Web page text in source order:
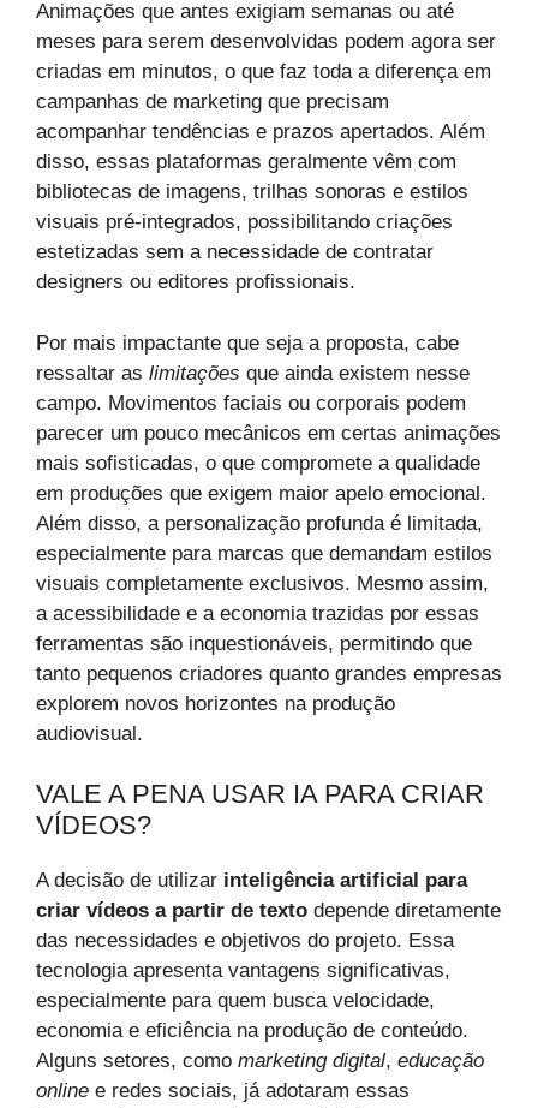
Animações que antes exigiam semanas ou até
meses para serem desenvolvidas podem agora ser
criadas em minutos, o que faz toda a diferença em
campanhas de marketing que precisam
acompanhar tendências e prazos apertados. Além
disso, essas plataformas geralmente vêm com
bibliotecas de imagens, trilhas sonoras e estilos
visuais pré-integrados, possibilitando criações
estetizadas sem a necessidade de contratar
designers ou editores profissionais.
Por mais impactante que seja a proposta, cabe
ressaltar as limitações que ainda existem nesse
campo. Movimentos faciais ou corporais podem
parecer um pouco mecânicos em certas animações
mais sofisticadas, o que compromete a qualidade
em produções que exigem maior apelo emocional.
Além disso, a personalização profunda é limitada,
especialmente para marcas que demandam estilos
visuais completamente exclusivos. Mesmo assim,
a acessibilidade e a economia trazidas por essas
ferramentas são inquestionáveis, permitindo que
tanto pequenos criadores quanto grandes empresas
explorem novos horizontes na produção
audiovisual.
VALE A PENA USAR IA PARA CRIAR
VÍDEOS?
A decisão de utilizar inteligência artificial para
criar vídeos a partir de texto depende diretamente
das necessidades e objetivos do projeto. Essa
tecnologia apresenta vantagens significativas,
especialmente para quem busca velocidade,
economia e eficiência na produção de conteúdo.
Alguns setores, como marketing digital, educação
online e redes sociais, já adotaram essas